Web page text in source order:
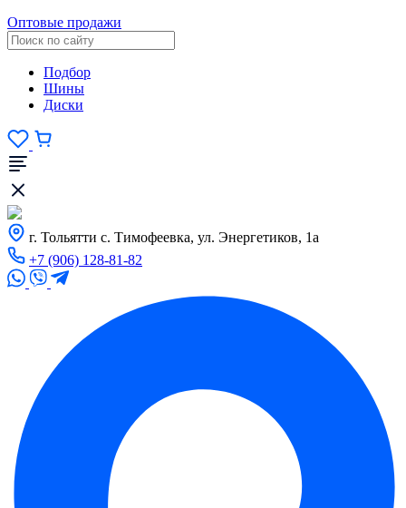
Оптовые продажи
Подбор
Шины
Диски
г. Тольятти с. Тимофеевка, ул. Энергетиков, 1а
+7 (906) 128-81-82